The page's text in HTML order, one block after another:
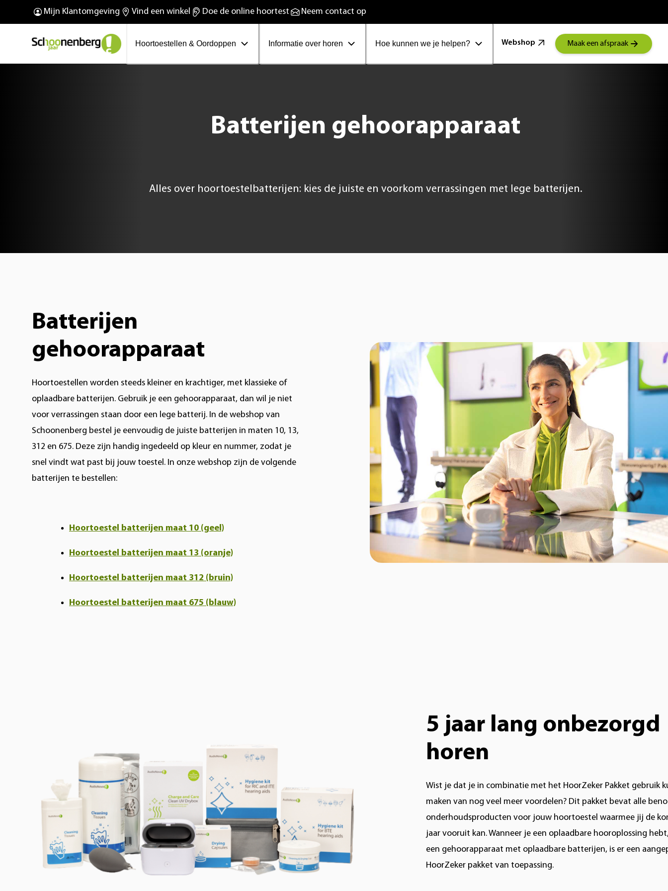
Mijn Klantomgeving Vind een winkel Doe de online hoortest Neem contact op
Hoortoestellen & Oordoppen Informatie over horen Hoe kunnen we je helpen? Webshop Maak een afspraak
De nieuwe Phonak Virto™
R Infinio
Oplaadbare hoortoestellen
100 Jaar Schoonenberg
Wij bestaan 100 jaar!
Batterijen gehoorapparaat
Alles over hoortoestelbatterijen: kies de juiste en voorkom verrassingen met lege batterijen.
Batterijen
gehoorapparaat
Hoortoestellen worden steeds kleiner en krachtiger, met klassieke of
oplaadbare batterijen. Gebruik je een gehoorapparaat, dan wil je niet
voor verrassingen staan door een lege batterij. In de webshop van
Schoonenberg bestel je eenvoudig de juiste batterijen in maten 10, 13,
312 en 675. Deze zijn handig ingedeeld op kleur en nummer, zodat je
snel vindt wat past bij jouw toestel. In onze webshop zijn de volgende
batterijen te bestellen:
Hoortoestel batterijen maat 10 (geel)
Hoortoestel batterijen maat 13 (oranje)
Hoortoestel batterijen maat 312 (bruin)
Hoortoestel batterijen maat 675 (blauw)
5 jaar lang onbezorgd
horen
Wist je dat je in combinatie met het HoorZeker Pakket gebruik
maken van nog veel meer voordelen? Dit pakket bevat alle
onderhoudsproducten voor jouw hoortoestel waarmee jij de
jaar vooruit kan. Wanneer je een oplaadbare hooroplossing
een gehoorapparaat met oplaadbare batterijen, is er een
HoorZeker pakket van toepassing.